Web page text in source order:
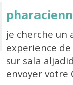
je cherche un
experience
sur sala
envoyer votre